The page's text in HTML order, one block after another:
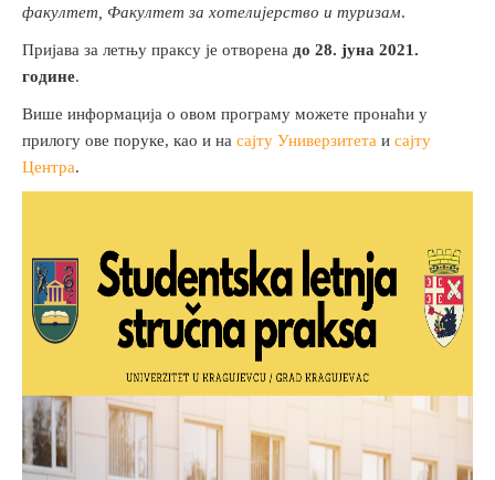
факултет, Факултет за хотелијерство и туризам.
Пријава за летњу праксу је отворена до 28. јуна 2021.
године.
Више информација о овом програму можете пронаћи у
прилогу ове поруке, као и на сајту Универзитета и сајту
Центра.